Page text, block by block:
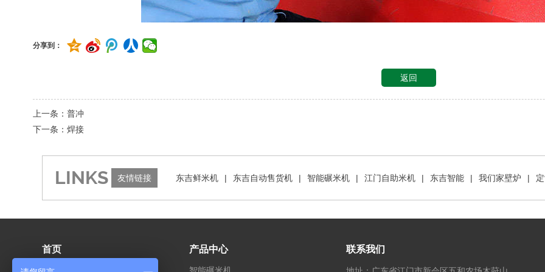
分享到：
返回
上一条：普冲
下一条：焊接
LINKS 友情链接 东吉鲜米机 | 东吉自动售货机 | 智能碾米机 | 江门自助米机 | 东吉智能 | 我们家壁炉 |
首页
关于我们
产品中心
智能碾米机
联系我们